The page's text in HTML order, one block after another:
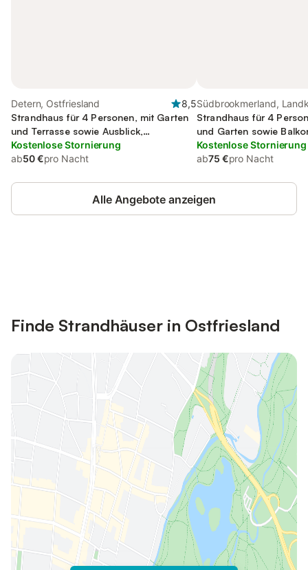
Detern, Ostfriesland
8,5
Strandhaus für 4 Personen, mit Garten
und Terrasse sowie Ausblick,
kinderfreundlich
Kostenlose Stornierung
ab50 €pro Nacht
Südbrookmerland,
Strandhaus für 4
und Garten sowie
kinderfreundlich
Kostenlose Stornierung
ab75 €pro Nacht
Alle Angebote anzeigen
Finde Strandhäuser in Ostfriesland